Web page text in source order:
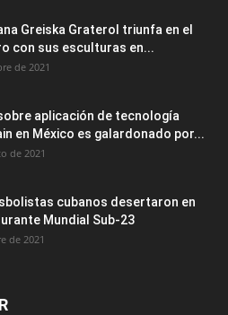
Greiska Graterol triunfa en el
con sus esculturas en...
de 2021
aplicación de tecnología
en México es galardonado por...
de 2021
cubanos desertaron en
Mundial Sub-23
de 2021